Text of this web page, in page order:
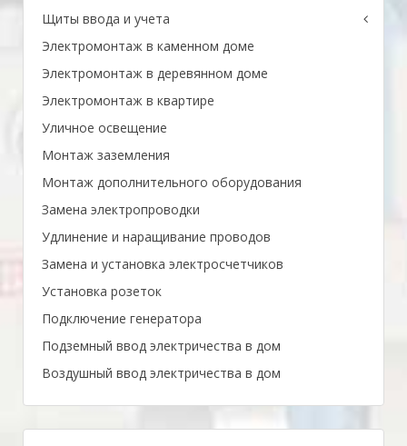
Щиты ввода и учета
Электромонтаж в каменном доме
Электромонтаж в деревянном доме
Электромонтаж в квартире
Уличное освещение
Монтаж заземления
Монтаж дополнительного оборудования
Замена электропроводки
Удлинение и наращивание проводов
Замена и установка электросчетчиков
Установка розеток
Подключение генератора
Подземный ввод электричества в дом
Воздушный ввод электричества в дом